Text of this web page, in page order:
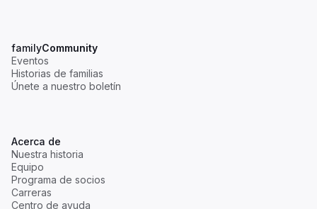
familyCommunity
Eventos
Historias de familias
Únete a nuestro boletín
Acerca de
Nuestra historia
Equipo
Programa de socios
Carreras
Centro de ayuda